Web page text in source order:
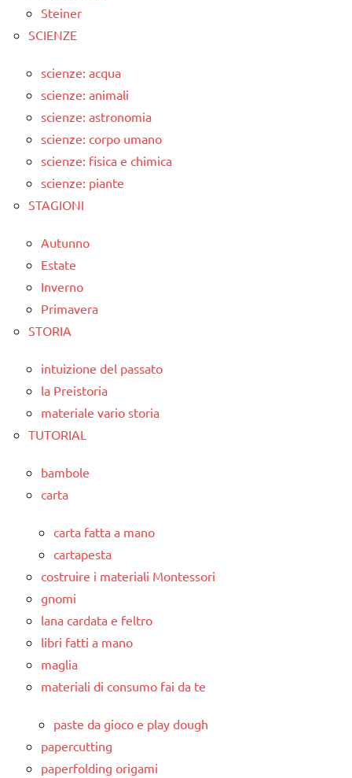
Steiner
SCIENZE
scienze: acqua
scienze: animali
scienze: astronomia
scienze: corpo umano
scienze: fisica e chimica
scienze: piante
STAGIONI
Autunno
Estate
Inverno
Primavera
STORIA
intuizione del passato
la Preistoria
materiale vario storia
TUTORIAL
bambole
carta
carta fatta a mano
cartapesta
costruire i materiali Montessori
gnomi
lana cardata e feltro
libri fatti a mano
maglia
materiali di consumo fai da te
paste da gioco e play dough
papercutting
paperfolding origami